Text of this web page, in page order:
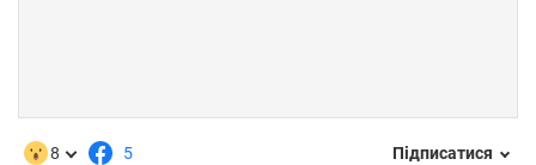
8 5 Підписатися